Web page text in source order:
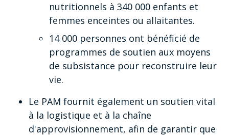
nutritionnels à 340 000 enfants et
femmes enceintes ou allaitantes.
14 000 personnes ont bénéficié de
programmes de soutien aux moyens
de subsistance pour reconstruire leur
vie.
Le PAM fournit également un soutien vital
à la logistique et à la chaîne
d'approvisionnement, afin de garantir que